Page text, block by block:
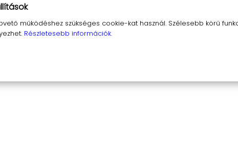
eredményt
most az L-alakú sarokrögzítőt, és tapasztald meg
működéshez szükséges cookie-kat használ. Szélesebb körű
Részletesebb információk.